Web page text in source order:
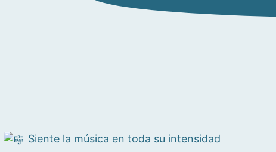
Siente la música en toda su intensidad